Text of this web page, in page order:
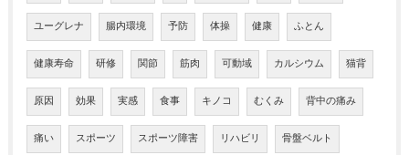
ユーグレナ 腸内環境 予防 体操 健康 ふとん
健康寿命 研修 関節 筋肉 可動域 カルシウム 猫背
原因 効果 実感 食事 キノコ むくみ 背中の痛み
痛い スポーツ スポーツ障害 リハビリ 骨盤ベルト